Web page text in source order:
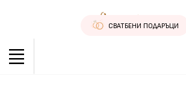
СВАТБЕНИ ПОДАРЪЦИ